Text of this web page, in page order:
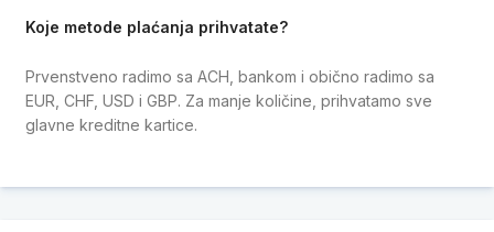
Koje metode plaćanja prihvatate?
Prvenstveno radimo sa ACH, bankom i obično radimo sa
EUR, CHF, USD i GBP. Za manje količine, prihvatamo sve
glavne kreditne kartice.